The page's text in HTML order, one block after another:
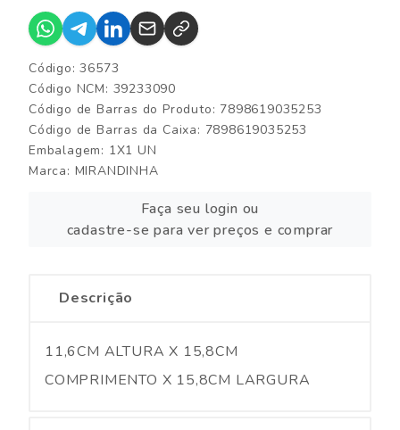
Código: 36573
Código NCM: 39233090
Código de Barras do Produto: 7898619035253
Código de Barras da Caixa: 7898619035253
Embalagem: 1X1 UN
Marca: MIRANDINHA
Faça seu login ou
cadastre-se para ver preços e comprar
Descrição
11,6CM ALTURA X 15,8CM
COMPRIMENTO X 15,8CM LARGURA